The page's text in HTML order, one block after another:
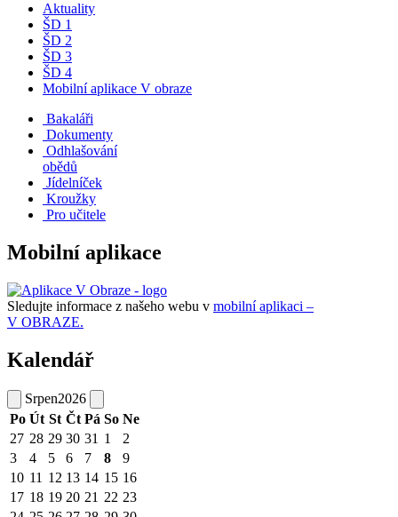
Aktuality
ŠD 1
ŠD 2
ŠD 3
ŠD 4
Mobilní aplikace V obraze
Bakaláři
Dokumenty
Odhlašování
obědů
Jídelníček
Kroužky
Pro učitele
Mobilní aplikace
Sledujte informace z našeho webu v mobilní aplikaci –
V OBRAZE.
Kalendář
Srpen2026
Po Út St Čt Pá So Ne
27 28 29 30 31 1
2
3
4 5 6 7 8
9
10 11 12 13 14 15 16
17 18 19 20 21 22 23